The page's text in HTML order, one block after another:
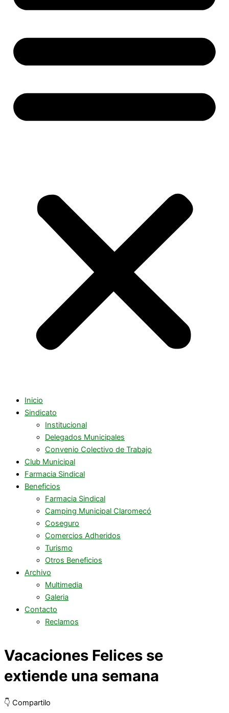
Inicio
Sindicato
Institucional
Delegados Municipales
Convenio Colectivo de Trabajo
Club Municipal
Farmacia Sindical
Beneficios
Farmacia Sindical
Camping Municipal Claromecó
Coseguro
Comercios Adheridos
Turismo
Otros Beneficios
Archivo
Multimedia
Galeria
Contacto
Reclamos
Vacaciones Felices se
extiende una semana
👇 Compartilo